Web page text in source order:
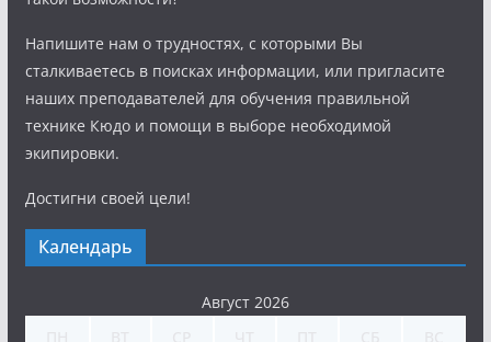
Напишите нам о трудностях, с которыми Вы
сталкиваетесь в поисках информации, или пригласите
наших преподавателей для обучения правильной
технике Кюдо и помощи в выборе необходимой
экипировки.
Достигни своей цели!
Календарь
Август 2026